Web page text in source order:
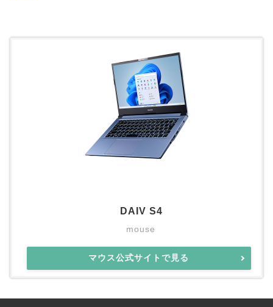
DAIV S4
mouse
マウス公式サイトで見る